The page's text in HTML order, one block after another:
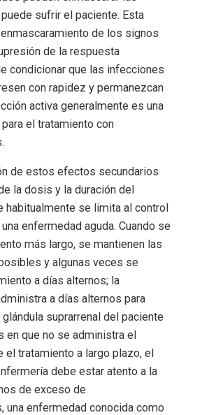
sufrir el paciente. Esta
de los signos
de la respuesta
condicionar que las infecciones
con rapidez y permanezcan
activa generalmente es una
el tratamiento con
de estos efectos secundarios
la dosis y la duración del
habitualmente se limita al control
enfermedad aguda. Cuando se
más largo, se mantienen las
y algunas veces se
a días alternos; la
a días alternos para
suprarrenal del paciente
en que no se administra el
el tratamiento a largo plazo, el
debe estar atento a la
de exceso de
una enfermedad conocida como